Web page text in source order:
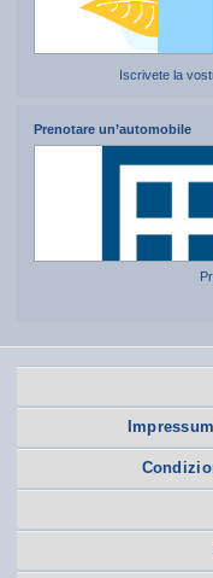
Iscrivete la
Prenotare un’automobile